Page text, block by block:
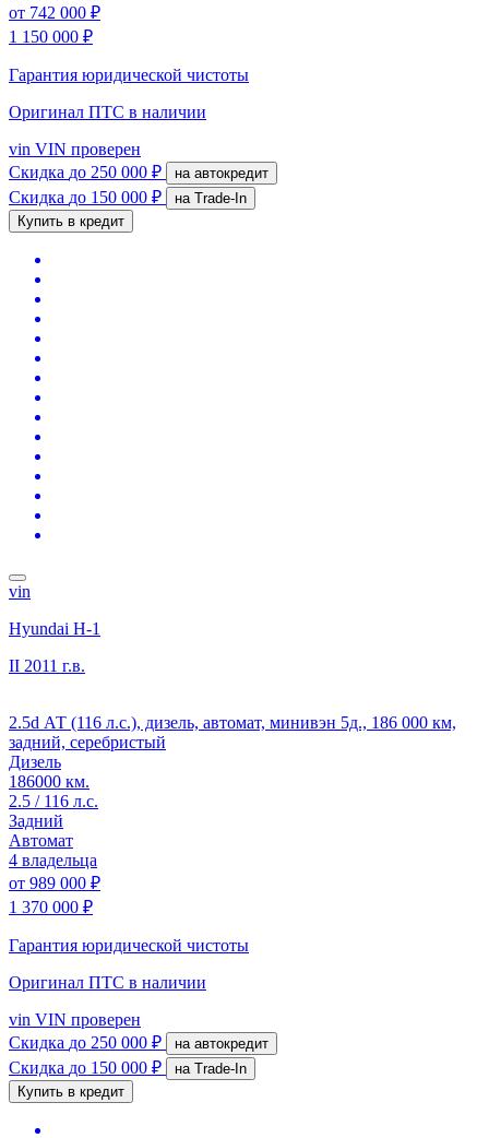
от 742 000 ₽
1 150 000 ₽
Гарантия юридической чистоты
Оригинал ПТС в наличии
vin VIN проверен
Скидка до 250 000 ₽ на автокредит
Скидка до 150 000 ₽
на Trade-In
Купить в кредит
vin
Hyundai H-1
II 2011 г.в.
2.5d АТ (116 л.с.), дизель, автомат, минивэн 5д., 186 000 км,
задний, серебристый
Дизель
186000 км.
2.5 / 116 л.с.
Задний
Автомат
4 владельца
от 989 000 ₽
1 370 000 ₽
Гарантия юридической чистоты
Оригинал ПТС в наличии
vin VIN проверен
Скидка до 250 000 ₽ на автокредит
Скидка до 150 000 ₽
на Trade-In
Купить в кредит